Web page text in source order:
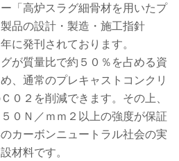
「高炉スラグ細骨材を用いたプ
品の設計・製造・施工指針
に発刊されております。
が質量比で約５０％を占める資
、通常のプレキャストコンクリ
０２を削減できます。その上、
０Ｎ／ｍｍ２以上の強度が保証
カーボンニュートラル社会の実
材料です。